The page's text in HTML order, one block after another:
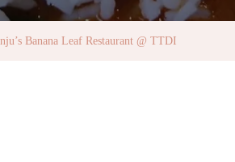
手
抓 Banana Leaf Restaurant @ TTDI